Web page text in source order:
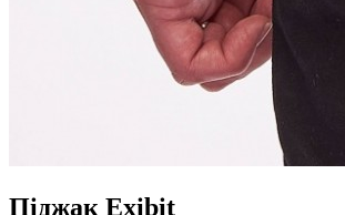
Піджак Exibit